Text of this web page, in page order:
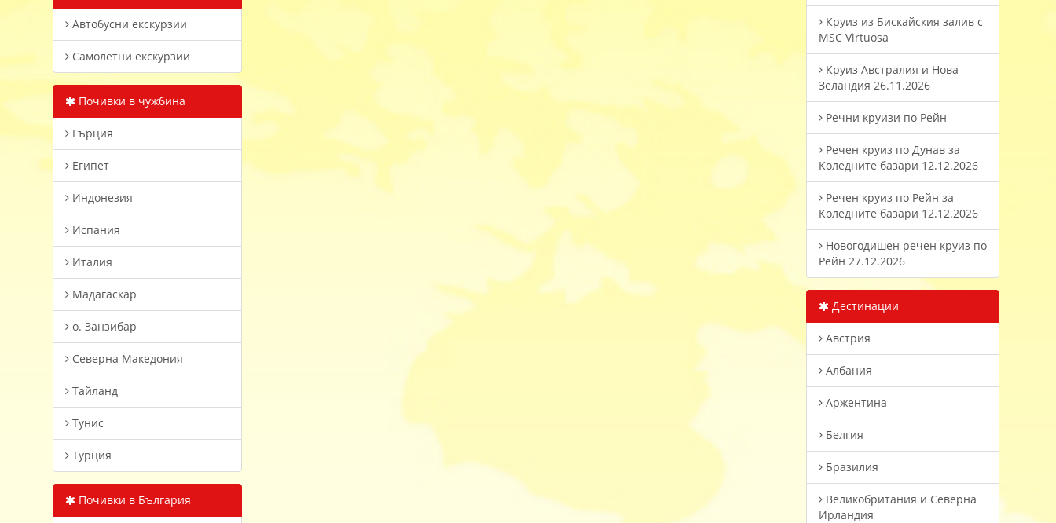
Автобусни екскурзии
Самолетни екскурзии
Почивки в чужбина
Гърция
Египет
Индонезия
Испания
Италия
Мадагаскар
о. Занзибар
Северна Македония
Тайланд
Тунис
Турция
Почивки в България
Круиз из Бискайския залив с
MSC Virtuosa
Круиз Австралия и Нова
Зеландия 26.11.2026
Речни круизи по Рейн
Речен круиз по Дунав за
Коледните базари 12.12.2026
Речен круиз по Рейн за
Коледните базари 12.12.2026
Новогодишен речен круиз по
Рейн 27.12.2026
Дестинации
Австрия
Албания
Аржентина
Белгия
Бразилия
Великобритания и Северна
Ирландия